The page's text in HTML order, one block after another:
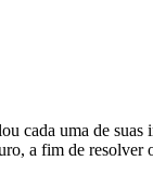
cada uma de
a fim de